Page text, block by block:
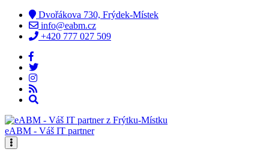
Dvořákova 730, Frýdek-Místek
info@eabm.cz
+420 777 027 509
eABM - Váš IT partner